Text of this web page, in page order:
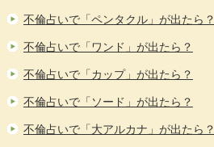
不倫占いで「ペンタクル」が出たら？
不倫占いで「ワンド」が出たら？
不倫占いで「カップ」が出たら？
不倫占いで「ソード」が出たら？
不倫占いで「大アルカナ」が出たら？